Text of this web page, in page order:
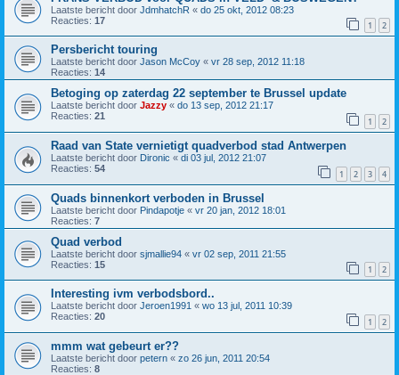
Laatste bericht door JdmhatchR « do 25 okt, 2012 08:23
Reacties: 17 1 2
Persbericht touring
Laatste bericht door Jason McCoy « vr 28 sep, 2012 11:18
Reacties: 14
Betoging op zaterdag 22 september te Brussel update
Laatste bericht door Jazzy « do 13 sep, 2012 21:17
Reacties: 21 1 2
Raad van State vernietigt quadverbod stad Antwerpen
Laatste bericht door Dironic « di 03 jul, 2012 21:07
Reacties: 54 1 2 3 4
Quads binnenkort verboden in Brussel
Laatste bericht door Pindapotje « vr 20 jan, 2012 18:01
Reacties: 7
Quad verbod
Laatste bericht door sjmallie94 « vr 02 sep, 2011 21:55
Reacties: 15 1 2
Interesting ivm verbodsbord..
Laatste bericht door Jeroen1991 « wo 13 jul, 2011 10:39
Reacties: 20 1 2
mmm wat gebeurt er??
Laatste bericht door petern « zo 26 jun, 2011 20:54
Reacties: 8